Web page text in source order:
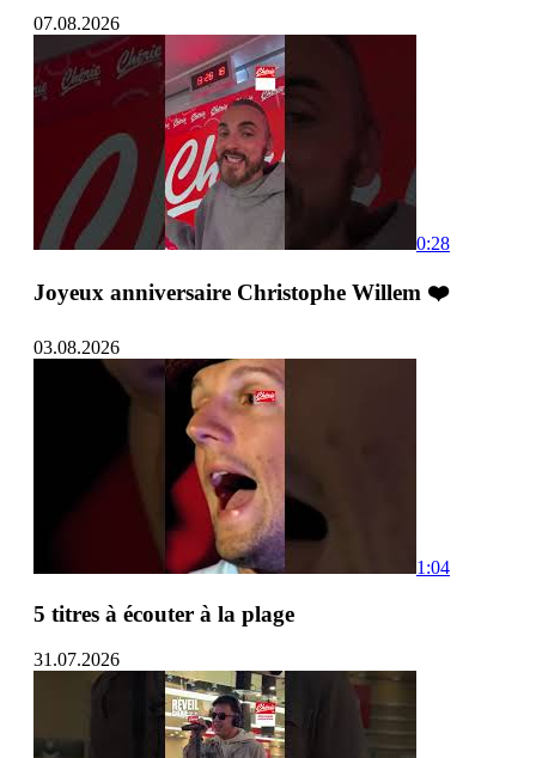
07.08.2026
0:28
Joyeux anniversaire Christophe Willem ❤️
03.08.2026
1:04
5 titres à écouter à la plage
31.07.2026